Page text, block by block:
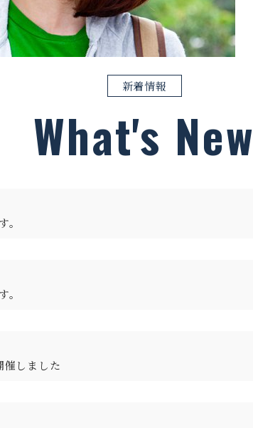
新着情報
What's New
催しました